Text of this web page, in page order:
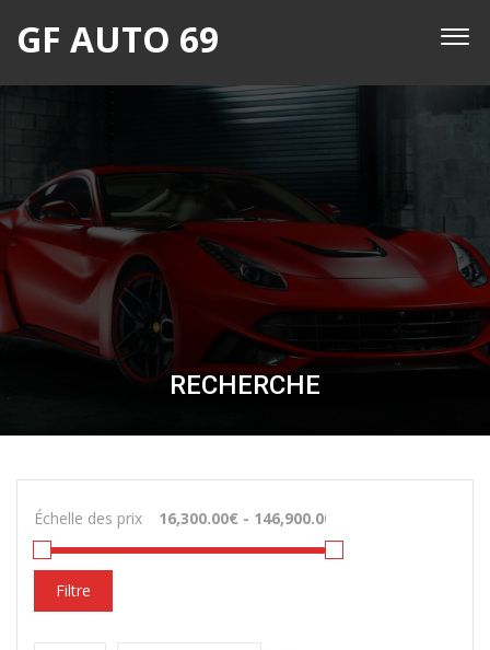
GF AUTO 69
RECHERCHE
Échelle des prix
Filtre